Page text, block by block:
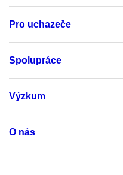
Pro uchazeče
Spolupráce
Výzkum
O nás